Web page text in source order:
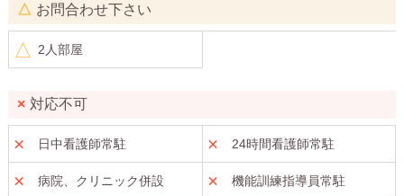
お問合わせ下さい
2人部屋
対応不可
日中看護師常駐 24時間看護師常駐
病院、クリニック併設 機能訓練指導員常駐